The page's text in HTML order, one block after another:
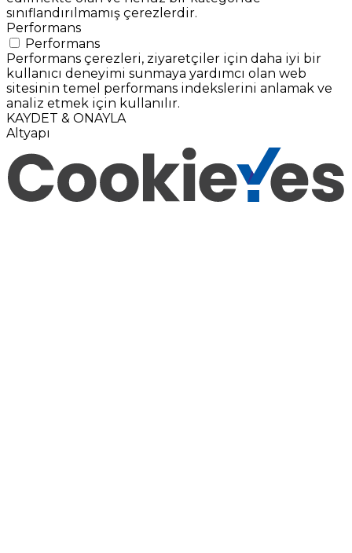
sınıflandırılmamış çerezlerdir.
Performans
Performans
Performans çerezleri, ziyaretçiler için daha iyi bir
kullanıcı deneyimi sunmaya yardımcı olan web
sitesinin temel performans indekslerini anlamak ve
analiz etmek için kullanılır.
KAYDET & ONAYLA
Altyapı